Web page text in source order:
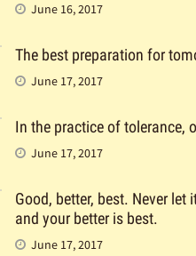
June 16, 2017
The best preparation for
June 17, 2017
In the practice of tolerance,
June 17, 2017
Good, better, best. Never let
and your better is best.
June 17, 2017